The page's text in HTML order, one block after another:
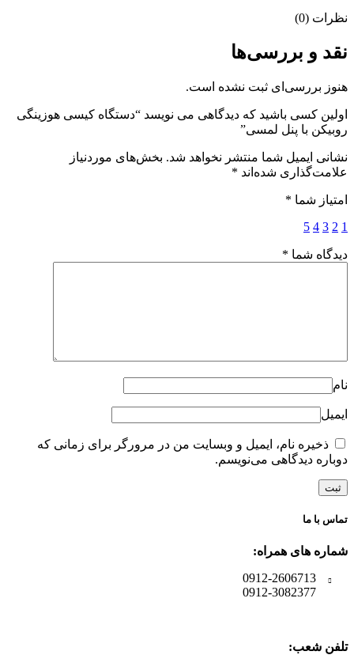
نظرات (0)
نقد و بررسی‌ها
هنوز بررسی‌ای ثبت نشده است.
اولین کسی باشید که دیدگاهی می نویسد “دستگاه کیسی هوزینگی
روبیکن با پنل لمسی”
نشانی ایمیل شما منتشر نخواهد شد. بخش‌های موردنیاز
علامت‌گذاری شده‌اند *
امتیاز شما *
1
2
3
4
5
دیدگاه شما *
نام
ایمیل
ذخیره نام، ایمیل و وبسایت من در مرورگر برای زمانی که
دوباره دیدگاهی می‌نویسم.
تماس با ما
شماره های همراه:
0912-2606713
0912-3082377
تلفن شعب: